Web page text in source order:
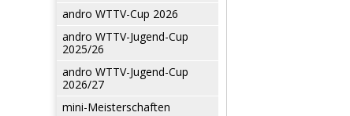
andro WTTV-Cup 2026
andro WTTV-Jugend-Cup
2025/26
andro WTTV-Jugend-Cup
2026/27
mini-Meisterschaften